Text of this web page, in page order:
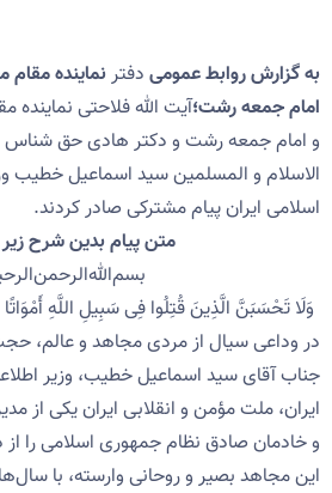
به گزارش روابط عمومی دفترنماینده
امام جمعه رشت؛آیت الله فلاحتی
و امام جمعه رشت و دکتر هادی حق
الاسلام و المسلمین سید اسماعیل خطیب
اسلامی ایران پیام مشترکی صادر کردند.
متن پیام بدین شرح
وَلَا تَحْسَبَنَّ الَّذِینَ قُتِلُوا فِی سَبِیلِ اللَّهِ
در وداعی سیال از مردی مجاهد و عالم،
جناب آقای سید اسماعیل خطیب، وزیر
ایران، ملت مؤمن و انقلابی ایران یکی از
و خادمان صادق نظام جمهوری اسلامی را
این مجاهد بصیر و روحانی وارسته، با